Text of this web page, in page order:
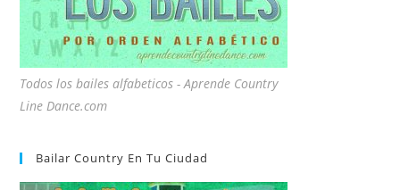
Todos los bailes alfabeticos - Aprende Country
Line Dance.com
Bailar Country En Tu Ciudad